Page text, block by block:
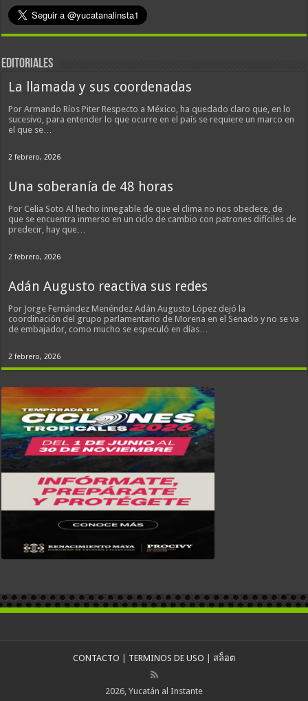
EDITORIALES
La llamada y sus coordenadas
Por Armando Ríos Piter Respecto a México, ha quedado claro que, en lo
sucesivo, para entender lo que ocurre en el país se requiere un marco en
el que se…
2 febrero, 2026
Una soberanía de 48 horas
Por Celia Soto Al hecho innegable de que el clima no nos obedece, de
que se encuentra inmerso en un ciclo de cambio con patrones difíciles de
predecir, hay que…
2 febrero, 2026
Adán Augusto reactiva sus redes
Por Jorge Fernández Menéndez Adán Augusto López dejó la
coordinación del grupo parlamentario de Morena en el Senado y no se va
de embajador, como mucho se especuló en días…
2 febrero, 2026
CONTACTO TERMINOS DE USO สล็อต
2026, Yucatán al Instante